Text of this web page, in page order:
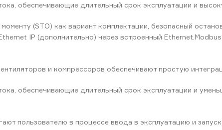
обеспечивающие длительный срок эксплуатации и
(STO) как вариант комплектации, безопасный
IP (дополнительно) через встроенный
и компрессоров обеспечивают простую
обеспечивающие длительный срок эксплуатации и
пользователю в процессе ввода в эксплуатацию и